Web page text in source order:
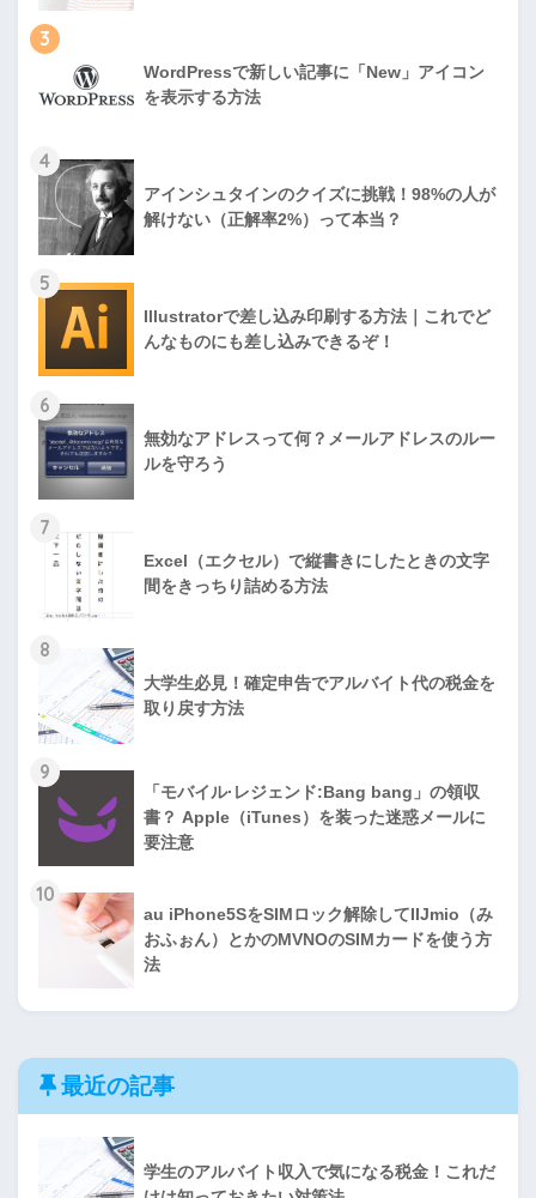
3
WordPressで新しい記事に「New」アイコン
を表示する方法
4
アインシュタインのクイズに挑戦！98%の人が
解けない（正解率2%）って本当？
5
Illustratorで差し込み印刷する方法｜これでど
んなものにも差し込みできるぞ！
6
無効なアドレスって何？メールアドレスのルー
ルを守ろう
7
Excel（エクセル）で縦書きにしたときの文字
間をきっちり詰める方法
8
大学生必見！確定申告でアルバイト代の税金を
取り戻す方法
9
「モバイル·レジェンド:Bang bang」の領収
書？ Apple（iTunes）を装った迷惑メールに
要注意
10
au iPhone5SをSIMロック解除してIIJmio（み
おふぉん）とかのMVNOのSIMカードを使う方
法
最近の記事
学生のアルバイト収入で気になる税金！これだ